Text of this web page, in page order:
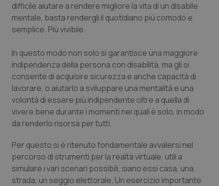
Quotidiano Chirurgia
Quotidiano Pediatria
Rene & patologie urogenitali
Salute orale & impianti
Sangue & coagulazione
Tiroide
difficile aiutare a rendere migliore la vita di un disabile
mentale, basta rendergli il quotidiano più comodo e
semplice. Più vivibile.
In questo modo non solo si garantisce una maggiore
indipendenza della persona con disabilità, ma gli si
consente di acquisire sicurezza e anche capacità di
lavorare, o aiutarlo a sviluppare una mentalità e una
volontà di essere più indipendente oltre a quella di
vivere bene durante i momenti nei quali è solo, in modo
da renderlo risorsa per tutti.
Per questo si è ritenuto fondamentale avvalersi nel
percorso di strumenti per la realtà virtuale, utili a
simulare i vari scenari possibili, siano essi casa, una
strada, un seggio elettorale. Un esercizio importante